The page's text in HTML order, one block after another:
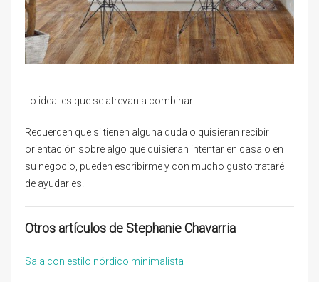
Lo ideal es que se atrevan a combinar.
Recuerden que si tienen alguna duda o quisieran recibir
orientación sobre algo que quisieran intentar en casa o en
su negocio, pueden escribirme y con mucho gusto trataré
de ayudarles.
Otros artículos de Stephanie Chavarria
Sala con estilo nórdico minimalista